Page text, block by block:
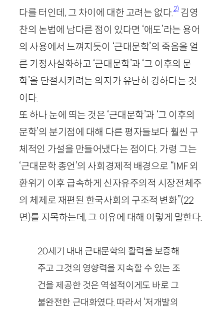
다를 터인데, 그 차이에 대한 고려는 없다.2)김영
찬의 논법에 남다른 점이 있다면 ‘애도’라는 용어
의 사용에서 느껴지듯이 ‘근대문학’의 죽음을 얼
른 기정사실화하고 ‘근대문학’과 ‘그 이후의 문
학’을 단절시키려는 의지가 유난히 강하다는 것
이다.
또 하나 눈에 띄는 것은 ‘근대문학’과 ‘그 이후의
문학’의 분기점에 대해 다른 평자들보다 훨씬 구
체적인 가설을 만들어냈다는 점이다. 가령 그는
‘근대문학 종언’의 사회경제적 배경으로 “IMF외
환위기 이후 급속하게 신자유주의적 시장전체주
의 체제로 재편된 한국사회의 구조적 변화”(22
면)를 지목하는데, 그 이유에 대해 이렇게 말한다.
20세기 내내 근대문학의 활력을 보증해
주고 그것의 영향력을 지속할 수 있는 조
건을 제공한 것은 역설적이게도 바로 그
불완전한 근대화였다. 따라서 ‘저개발의